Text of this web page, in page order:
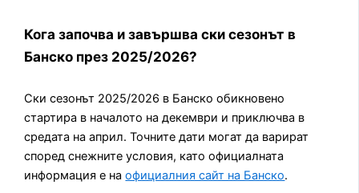
Кога започва и завършва ски сезонът в
Банско през 2025/2026?
Ски сезонът 2025/2026 в Банско обикновено
стартира в началото на декември и приключва в
средата на април. Точните дати могат да варират
според снежните условия, като официалната
информация е наофициалния сайт на Банско.